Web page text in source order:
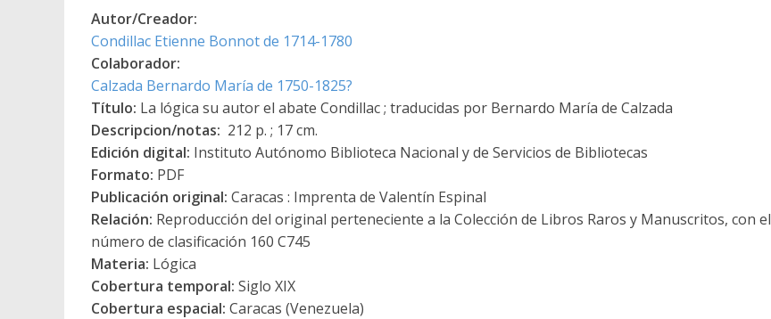
Autor/Creador:
Condillac Etienne Bonnot de 1714-1780
Colaborador:
Calzada Bernardo María de 1750-1825?
Título: La lógica su autor el abate Condillac ; traducidas por Bernardo María de Calzada
Descripcion/notas: 212 p. ; 17 cm.
Edición digital: Instituto Autónomo Biblioteca Nacional y de Servicios de Bibliotecas
Formato: PDF
Publicación original: Caracas : Imprenta de Valentín Espinal
Relación: Reproducción del original perteneciente a la Colección de Libros Raros y Manuscritos, con el
número de clasificación 160 C745
Materia: Lógica
Cobertura temporal: Siglo XIX
Cobertura espacial: Caracas (Venezuela)